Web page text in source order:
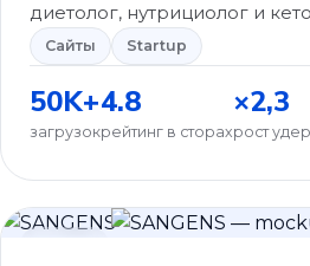
диетолог, нутрициолог и
Сайты Startup
50K+
загрузок
4.8
рейтинг в сторах
×2,3
рост